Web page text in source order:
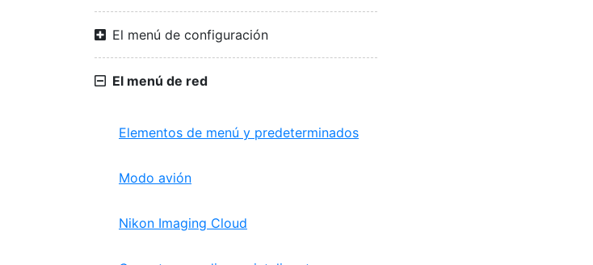
El menú de configuración
El menú de red
Elementos de menú y predeterminados
Modo avión
Nikon Imaging Cloud